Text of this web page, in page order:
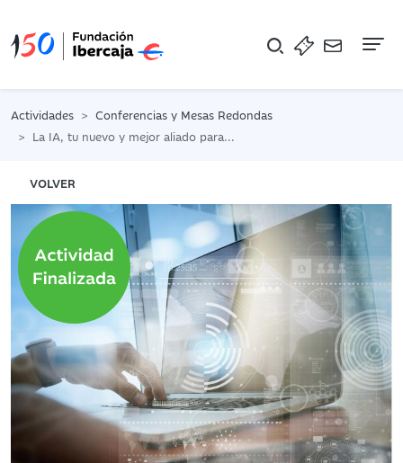
Actividades
Conferencias y Mesas Redondas
La IA, tu nuevo y mejor aliado para encontrar empleo
VOLVER